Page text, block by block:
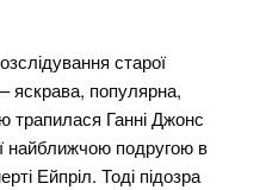
старої
яскрава, популярна,
Ганні Джонс
найближчою подругою в
Ейпріл. Тоді підозра